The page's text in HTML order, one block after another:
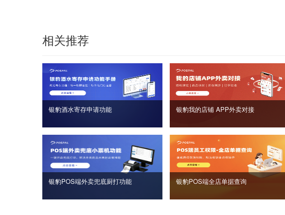
相关推荐
银豹酒水寄存申请功能 银豹我的店铺 APP外卖对接
银豹POS端外卖兜底厨打功能 银豹POS端全店单据查询